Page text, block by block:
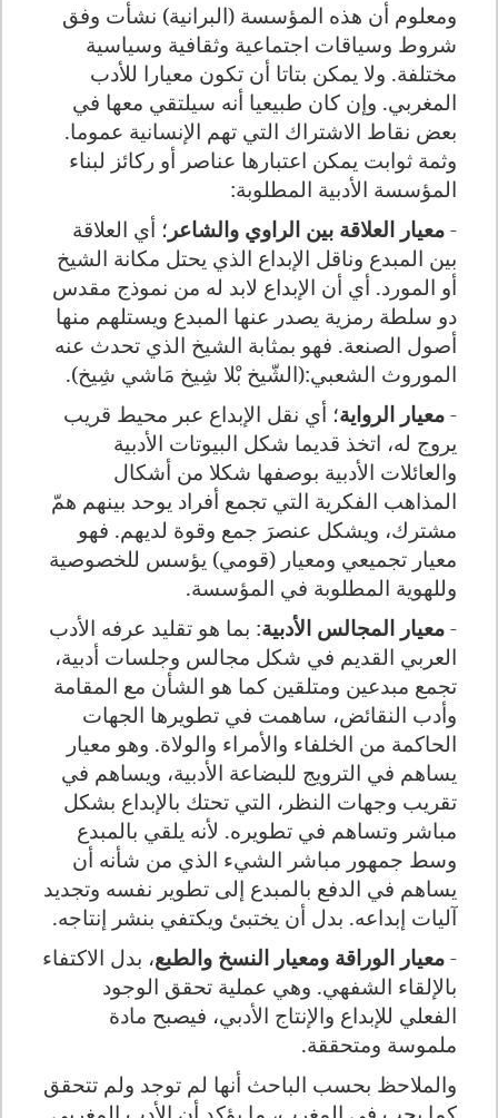
ومعلوم أن هذه المؤسسة (البرانية) نشأت وفق
شروط وسياقات اجتماعية وثقافية وسياسية
مختلفة. ولا يمكن بتاتا أن تكون معيارا للأدب
المغربي. وإن كان طبيعيا أنه سيلتقي معها في
بعض نقاط الاشتراك التي تهم الإنسانية عموما.
وثمة ثوابت يمكن اعتبارها عناصر أو ركائز لبناء
المؤسسة الأدبية المطلوبة:
- معيار العلاقة بين الراوي والشاعر ؛ أي العلاقة
بين المبدع وناقل الإبداع الذي يحتل مكانة الشيخ
أو المورد. أي أن الإبداع لابد له من نموذج مقدس
دو سلطة رمزية يصدر عنها المبدع ويستلهم منها
أصول الصنعة. فهو بمثابة الشيخ الذي تحدث عنه
الموروث الشعبي:(الشّيخ بْلا شِيخ مَاشي شِيخ).
- معيار الرواية؛ أي نقل الإبداع عبر محيط قريب
يروج له، اتخذ قديما شكل البيوتات الأدبية
والعائلات الأدبية بوصفها شكلا من أشكال
المذاهب الفكرية التي تجمع أفراد يوحد بينهم همّ
مشترك، ويشكل عنصرَ جمع وقوة لديهم. فهو
معيار تجميعي ومعيار (قومي) يؤسس للخصوصية
وللهوية المطلوبة في المؤسسة.
- معيار المجالس الأدبية: بما هو تقليد عرفه الأدب
العربي القديم في شكل مجالس وجلسات أدبية،
تجمع مبدعين ومتلقين كما هو الشأن مع المقامة
وأدب النقائض، ساهمت في تطويرها الجهات
الحاكمة من الخلفاء والأمراء والولاة. وهو معيار
يساهم في الترويج للبضاعة الأدبية، ويساهم في
تقريب وجهات النظر، التي تحتك بالإبداع بشكل
مباشر وتساهم في تطويره. لأنه يلقي بالمبدع
وسط جمهور مباشر الشيء الذي من شأنه أن
يساهم في الدفع بالمبدع إلى تطوير نفسه وتجديد
آليات إبداعه. بدل أن يختبئ ويكتفي بنشر إنتاجه.
- معيار الوراقة ومعيار النسخ والطبع، بدل الاكتفاء
بالإلقاء الشفهي. وهي عملية تحقق الوجود
الفعلي للإبداع والإنتاج الأدبي، فيصبح مادة
ملموسة ومتحققة.
والملاحظ بحسب الباحث أنها لم توجد ولم تتحقق